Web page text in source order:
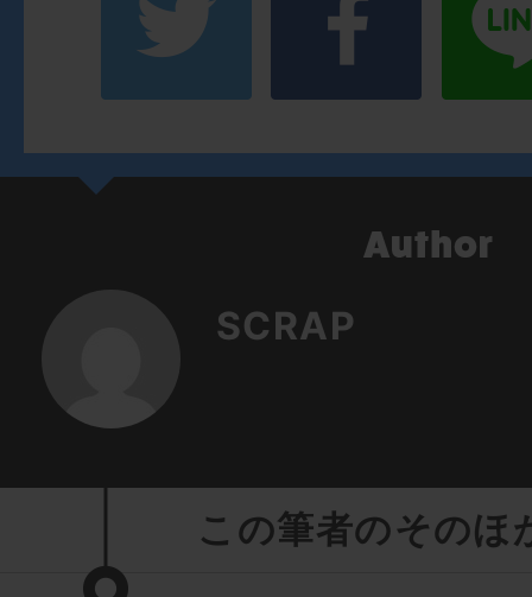
SCRAP
この筆者のそのほ